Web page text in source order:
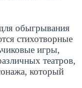
обыгрывания
стихотворные
игры,
театров,
который